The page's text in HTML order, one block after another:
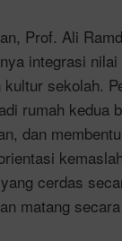
Prof. Ali
integrasi
sekolah.
rumah kedua
dan
cerdas
matang